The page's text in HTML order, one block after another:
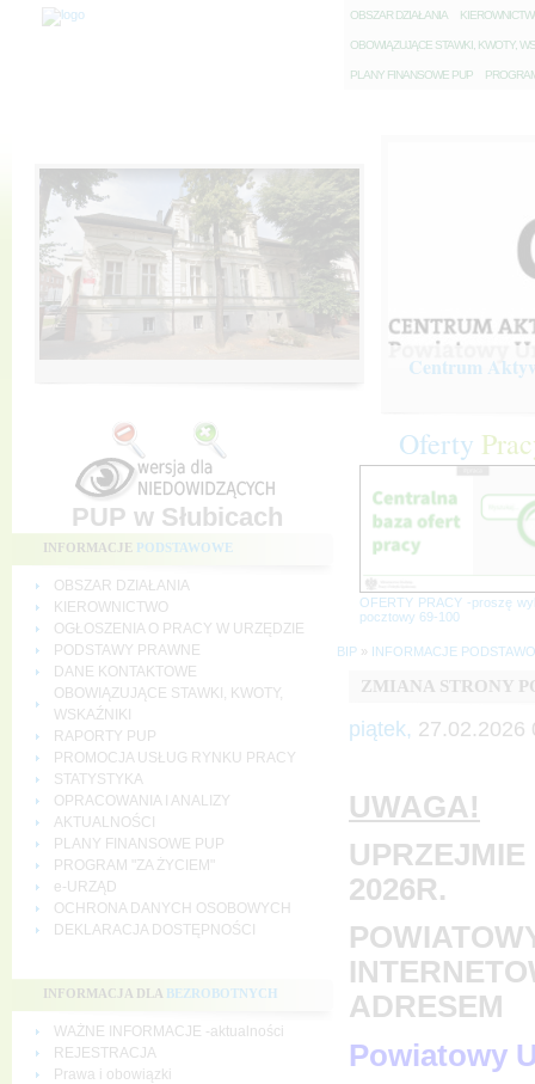
OBSZAR DZIAŁANIA K
OBOWIĄZUJĄCE STAWKI, KWOTY,
PLANY FINANSOWE PUP P
Centrum
PUP w Słubicach
INFORMACJE PODSTAWOWE
OBSZAR DZIAŁANIA
KIEROWNICTWO
OGŁOSZENIA O PRACY W URZĘDZIE
PODSTAWY PRAWNE
DANE KONTAKTOWE
OBOWIĄZUJĄCE STAWKI, KWOTY,
WSKAŹNIKI
RAPORTY PUP
PROMOCJA USŁUG RYNKU PRACY
STATYSTYKA
OPRACOWANIA I ANALIZY
AKTUALNOŚCI
PLANY FINANSOWE PUP
PROGRAM "ZA ŻYCIEM"
e-URZĄD
OCHRONA DANYCH OSOBOWYCH
DEKLARACJA DOSTĘPNOŚCI
INFORMACJA DLA BEZROBOTNYCH
WAŻNE INFORMACJE -aktualności
REJESTRACJA
Prawa i obowiązki
Oferty
OFERTY PRACY -proszę
pocztowy 69-100
BIP » INFORMACJE
ZMIANA STRONY
piątek, 27.02.2026
UWAGA!
2026R.
ADRESEM
Powiatowy